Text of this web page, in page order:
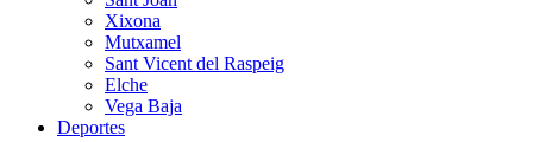
Xixona
Mutxamel
Sant Vicent del Raspeig
Elche
Vega Baja
Deportes